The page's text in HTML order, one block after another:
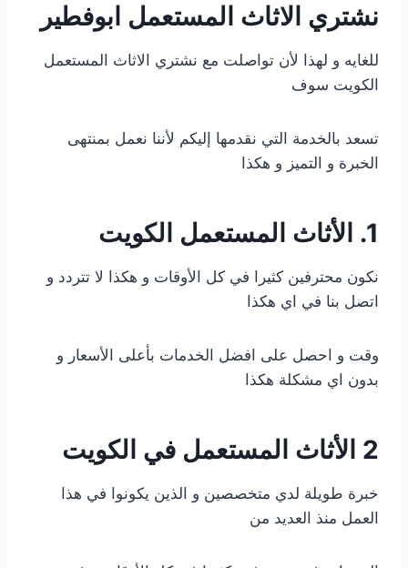
نشتري الاثاث المستعمل ابوفطير
للغايه و لهذا لأن تواصلت مع نشتري الاثاث المستعمل
الكويت سوف
تسعد بالخدمة التي نقدمها إليكم لأننا نعمل بمنتهى
الخبرة و التميز و هكذا
1. الأثاث المستعمل الكويت
نكون محترفين كثيرا في كل الأوقات و هكذا لا تتردد و
اتصل بنا في اي هكذا
وقت و احصل على افضل الخدمات بأعلى الأسعار و
بدون اي مشكلة هكذا
2 الأثاث المستعمل في الكويت
خبرة طويلة لدي متخصصين و الذين يكونوا في هذا
العمل منذ العديد من